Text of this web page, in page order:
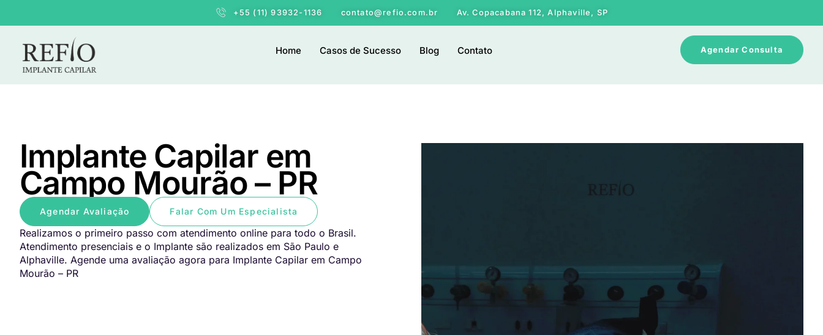
+55 (11) 93932-1136 contato@refio.com.br Av. Copacabana 112, Alphaville, SP
Home Casos de Sucesso Blog Contato Agendar Consulta
Implante Capilar em
Campo Mourão – PR
Agendar Avaliação Falar Com Um Especialista
Realizamos o primeiro passo com atendimento online para todo o Brasil.
Atendimento presenciais e o Implante são realizados em São Paulo e
Alphaville. Agende uma avaliação agora para Implante Capilar em Campo
Mourão – PR